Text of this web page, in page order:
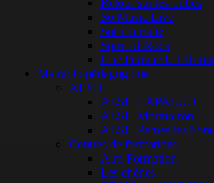
Retour sur les Tubes
So Music Live
Sur ma route
Spirit of Rock
Une Femme Un
Ma radio pédagogique
ALSH
ALSH LAPALUD
ALSH Mormoiron
ALSH Pernes les
Centres de formations
Airo Formation
Les chênes